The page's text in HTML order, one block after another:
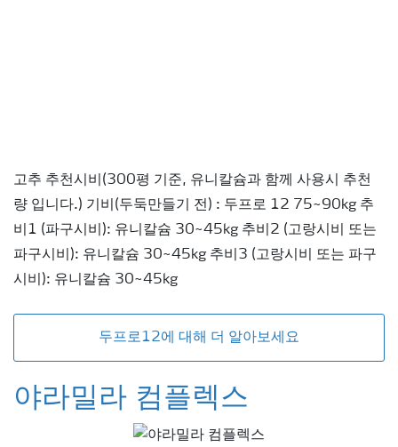
고추 추천시비(300평 기준, 유니칼슘과 함께 사용시 추천
량 입니다.) 기비(두둑만들기 전) : 두프로 12 75~90kg 추
비1 (파구시비): 유니칼슘 30~45kg 추비2 (고랑시비 또는
파구시비): 유니칼슘 30~45kg 추비3 (고랑시비 또는 파구
시비): 유니칼슘 30~45kg
두프로12에 대해 더 알아보세요
야라밀라 컴플렉스